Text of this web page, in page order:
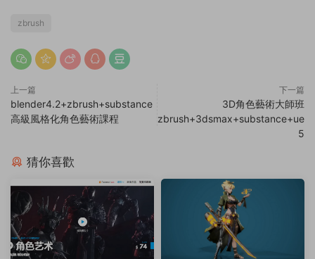
zbrush
上一篇
blender4.2+zbrush+substance
高級風格化角色藝術課程
下一篇
3D角色藝術大師班
zbrush+3dsmax+substance+ue
5
猜你喜歡